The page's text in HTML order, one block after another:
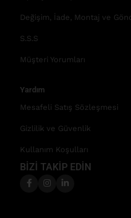
Değişim, İade, Montaj ve
S.S.S
Müşteri Yorumları
Yardım
Mesafeli Satış Sözleşmesi
Gizlilik ve Güvenlik
Kullanım Koşulları
BİZİ TAKİP EDİN